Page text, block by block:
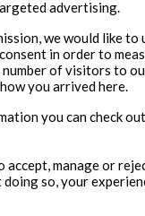
advertising.
we would like to
in order to
of visitors to
you arrived here.
you can check
accept, manage or
so, your